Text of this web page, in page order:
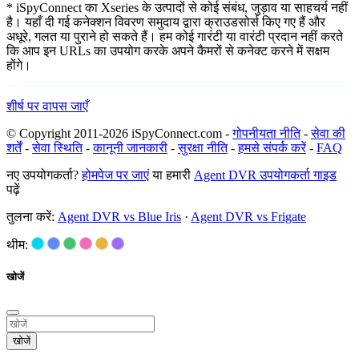
* iSpyConnect का Xseries के उत्पादों से कोई संबंध, जुड़ाव या साहचर्य नहीं
है। यहाँ दी गई कनेक्शन विवरण समुदाय द्वारा क्राउडसोर्स किए गए हैं और
अधूरे, गलत या पुराने हो सकते हैं। हम कोई गारंटी या वारंटी प्रदान नहीं करते
कि आप इन URLs का उपयोग करके अपने कैमरों से कनेक्ट करने में सक्षम
होंगे।
शीर्ष पर वापस जाएँ
© Copyright 2011-2026 iSpyConnect.com -गोपनीयता नीति-सेवा की
शर्तें-सेवा स्थिति-कानूनी जानकारी -सुरक्षा नीति-हमसे संपर्क करें- FAQ
नए उपयोगकर्ता?होमपेज पर जाएंया हमारी Agent DVR उपयोगकर्ता गाइड
पढ़ें
तुलना करें: Agent DVR vs Blue Iris · Agent DVR vs Frigate
थीम:
खोजें
खोजें